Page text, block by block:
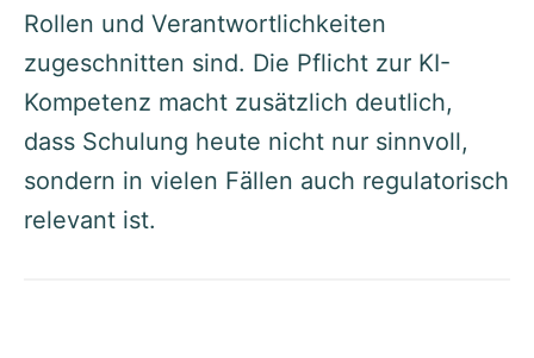
Rollen und Verantwortlichkeiten
zugeschnitten sind. Die Pflicht zur KI-
Kompetenz macht zusätzlich deutlich,
dass Schulung heute nicht nur sinnvoll,
sondern in vielen Fällen auch regulatorisch
relevant ist.